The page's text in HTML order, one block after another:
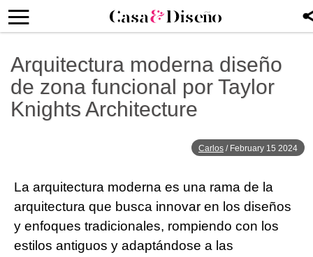
Arquitectura moderna diseño
de zona funcional por Taylor
Knights Architecture
Carlos / February 15 2024
La arquitectura moderna es una rama de la
arquitectura que busca innovar en los diseños
y enfoques tradicionales, rompiendo con los
estilos antiguos y adaptándose a las